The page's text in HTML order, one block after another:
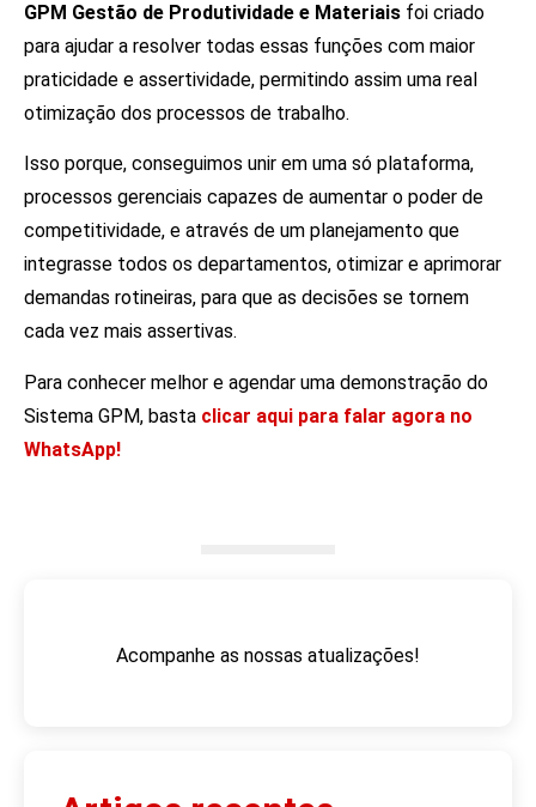
GPM Gestão de Produtividade e Materiais foi criado
para ajudar a resolver todas essas funções com maior
praticidade e assertividade, permitindo assim uma real
otimização dos processos de trabalho.
Isso porque, conseguimos unir em uma só plataforma,
processos gerenciais capazes de aumentar o poder de
competitividade, e através de um planejamento que
integrasse todos os departamentos, otimizar e aprimorar
demandas rotineiras, para que as decisões se tornem
cada vez mais assertivas.
Para conhecer melhor e agendar uma demonstração do
Sistema GPM, basta clicar aqui para falar agora no
WhatsApp!
Acompanhe as nossas atualizações!